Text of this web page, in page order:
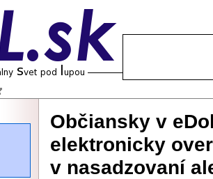
Občiansky v
elektronicky
v nasadzovaní